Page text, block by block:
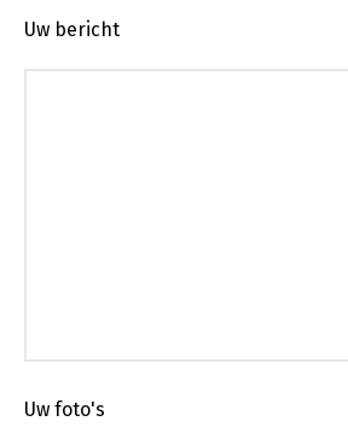
Uw bericht
Uw foto's